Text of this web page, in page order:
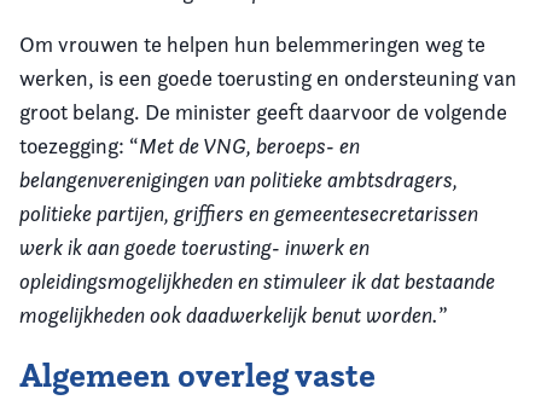
Om vrouwen te helpen hun belemmeringen weg te
werken, is een goede toerusting en ondersteuning van
groot belang. De minister geeft daarvoor de volgende
toezegging: “Met de VNG, beroeps- en
belangenverenigingen van politieke ambtsdragers,
politieke partijen, griffiers en gemeentesecretarissen
werk ik aan goede toerusting- inwerk en
opleidingsmogelijkheden en stimuleer ik dat bestaande
mogelijkheden ook daadwerkelijk benut worden.”
Algemeen overleg vaste